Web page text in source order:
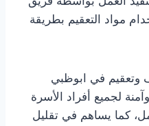
مواد التعقيم بطريقة
وتعقيم في ابوظبي
لجميع أفراد الأسرة
كما يساهم في تقليل